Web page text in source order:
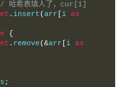
哈希表填人了，cur[1]
. insert( arr i as
{
. remove(&arr i as
;